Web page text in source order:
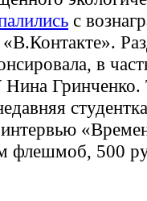
с
в
Гринченко.
флешмоб, 500